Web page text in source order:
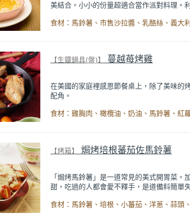
美結合。小小的份量超適合當作派對料理。
顧就會燒焦，輕鬆完成！
【生鐵鍋具(盤)】 蔓越苺烤雞
在美國的家庭裡感恩節餐桌上，除了美味的
配角。
蔓越莓富含的維他命A、C、E與濃縮單寧酸
使用油脂少的雞胸肉，搭配酸甜的蔓越苺，
【烤箱】 焗烤培根蕃茄佐馬鈴薯
「焗烤馬鈴薯」是一道常見的美式開胃菜。
甜，吃過的人都會愛不釋手，是道備料簡單